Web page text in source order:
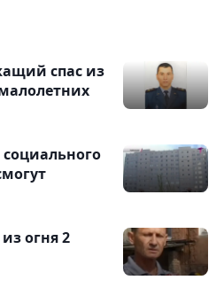
спас из
огня 2